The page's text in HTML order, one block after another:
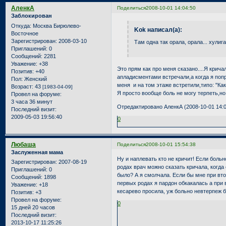
Поделиться2008-10-01 14:04:50
АленкА
Заблокирован
Откуда: Москва Бирюлево-
Восточное
Зарегистрирован: 2008-03-10
Приглашений: 0
Сообщений: 2281
Уважение: +38
Позитив: +40
Пол: Женский
Возраст: 43 [1983-04-09]
Провел на форуме:
3 часа 36 минут
Последний визит:
2009-05-03 19:56:40
Kok написал(а):
Там одна так орала, орала...
Это прям как про меня сказано....Я
апладисментами встречали,а когда я
меня и на том этаже встретили,типо:
Я просто вообще боль не могу
Отредактировано АленкА (2008-10-01
0
Поделиться2008-10-01 15:54:38
Любаша
Заслуженная мама
Зарегистрирован: 2007-08-19
Приглашений: 0
Сообщений: 1898
Уважение: +18
Позитив: +3
Провел на форуме:
15 дней 20 часов
Последний визит:
2013-10-17 11:25:26
Ну и наплевать кто не кричит! Если
родах врач можно сказать кричала,
было? А я смолчала. Если бы мне при
первых родах я пардон обкакалась а при
кесарево просила, уж больно невтерпеж
0